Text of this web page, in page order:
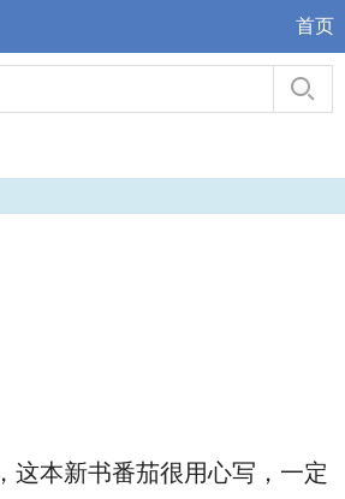
首页
这本新书番茄很用心写，一定